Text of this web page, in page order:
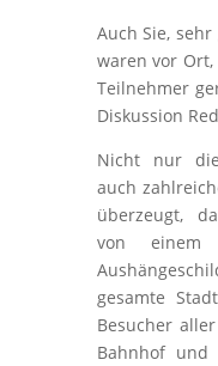
Auch Sie,
waren vor
Teilnehmer
Diskussion
Nicht nur
auch
überzeugt,
von einem
gesamte
Besucher
Bahnhof und